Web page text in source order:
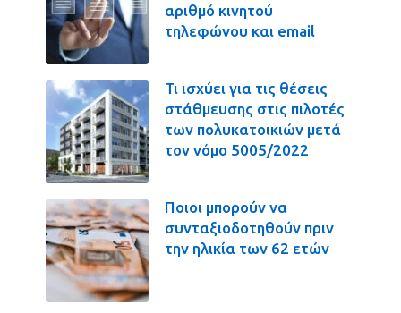
αριθμό κινητού
τηλεφώνου και email
Τι ισχύει για τις θέσεις
στάθμευσης στις πιλοτές
των πολυκατοικιών μετά
τον νόμο 5005/2022
Ποιοι μπορούν να
συνταξιοδοτηθούν πριν
την ηλικία των 62 ετών